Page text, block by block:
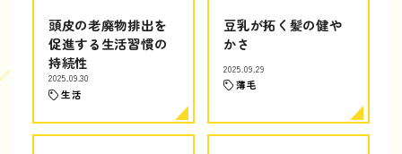
頭皮の老廃物排出を
促進する生活習慣の
持続性
2025.09.30
生活
豆乳が拓く髪の健や
かさ
2025.09.29
薄毛